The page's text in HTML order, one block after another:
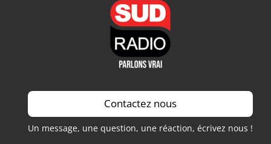
Contactez nous
Un message, une question, une réaction, écrivez nous !